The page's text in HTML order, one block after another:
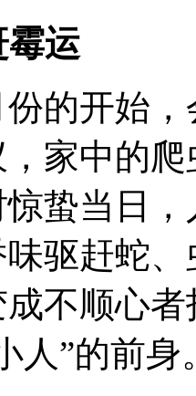
霉运
的开始
家中的
蛰当日
驱赶蛇
不顺心
人”的前身